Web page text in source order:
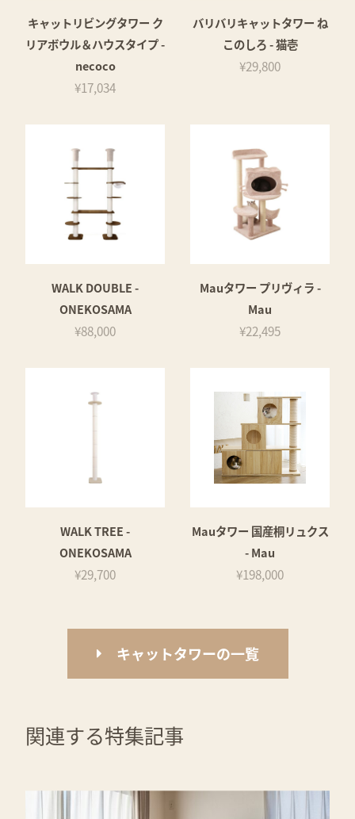
キャットリビングタワー ク
リアボウル＆ハウスタイプ -
necoco
¥17,034
バリバリキャットタワー ね
このしろ - 猫壱
¥29,800
WALK DOUBLE -
ONEKOSAMA
¥88,000
Mauタワー プリヴィラ -
Mau
¥22,495
WALK TREE -
ONEKOSAMA
¥29,700
Mauタワー 国産桐リュクス
- Mau
¥198,000
キャットタワーの一覧
関連する特集記事